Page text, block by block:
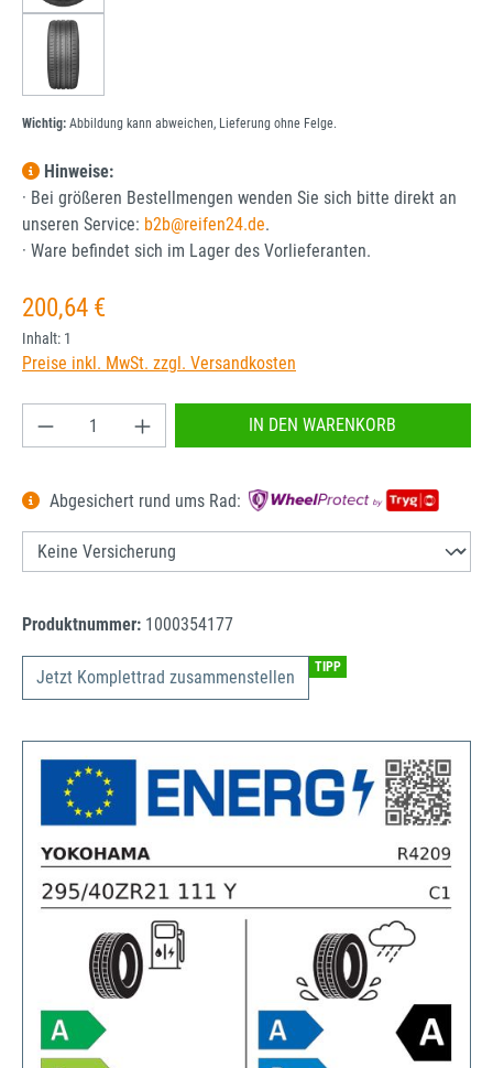
Wichtig: Abbildung kann abweichen, Lieferung ohne Felge.
Hinweise:
· Bei größeren Bestellmengen wenden Sie sich bitte direkt an
unseren Service: b2b@reifen24.de.
· Ware befindet sich im Lager des Vorlieferanten.
Regulärer Preis:
200,64 €
Inhalt: 1
Preise inkl. MwSt. zzgl. Versandkosten
Produkt Anzahl: Gib den gewünschten Wert
IN DEN WARENKORB
Abgesichert rund ums Rad:
Produktnummer: 1000354177
Jetzt Komplettrad zusammenstellen TIPP